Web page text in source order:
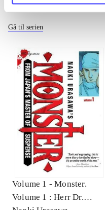
Monster
Gå til serien
Volume 1 -Monster.
Volume 1 : Herr Dr.